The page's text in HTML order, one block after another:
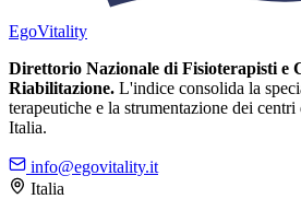
EgoVitality
Direttorio Nazionale di Fisioterapisti e
Riabilitazione. L'indice consolida la
terapeutiche e la strumentazione dei
Italia.
info@egovitality.it
Italia